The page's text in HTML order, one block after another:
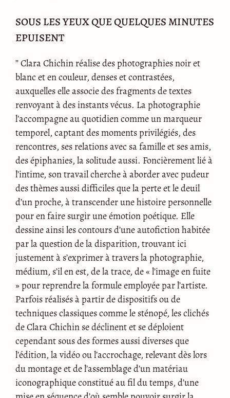
SOUS LES YEUX QUE QUELQUES MINUTES
EPUISENT
” Clara Chichin réalise des photographies noir et
blanc et en couleur, denses et contrastées,
auxquelles elle associe des fragments de textes
renvoyant à des instants vécus. La photographie
l’accompagne au quotidien comme un marqueur
temporel, captant des moments privilégiés, des
rencontres, ses relations avec sa famille et ses amis,
des épiphanies, la solitude aussi. Foncièrement lié à
l’intime, son travail cherche à aborder avec pudeur
des thèmes aussi difficiles que la perte et le deuil
d’un proche, à transcender une histoire personnelle
pour en faire surgir une émotion poétique. Elle
dessine ainsi les contours d’une autofiction habitée
par la question de la disparition, trouvant ici
justement à s’exprimer à travers la photographie,
médium, s’il en est, de la trace, de « l’image en fuite
» pour reprendre la formule employée par l’artiste.
Parfois réalisés à partir de dispositifs ou de
techniques classiques comme le sténopé, les clichés
de Clara Chichin se déclinent et se déploient
cependant sous des formes aussi diverses que
l’édition, la vidéo ou l’accrochage, relevant dès lors
du montage et de l’assemblage d’un matériau
iconographique constitué au fil du temps, d’une